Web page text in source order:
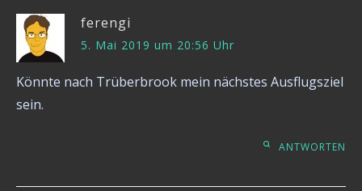
ferengi
5. Mai 2019 um 20:56 Uhr
Könnte nach Trüberbrook mein nächstes Ausflugsziel
sein.
ANTWORTEN